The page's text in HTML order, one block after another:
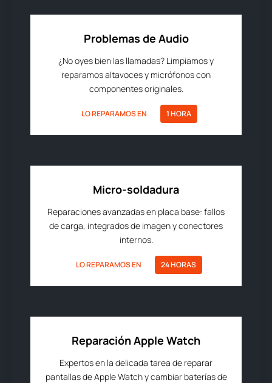
Problemas de Audio
¿No oyes bien las llamadas? Limpiamos y
reparamos altavoces y micrófonos con
componentes originales.
LO REPARAMOS EN 1 HORA
Micro-soldadura
Reparaciones avanzadas en placa base: fallos
de carga, integrados de imagen y conectores
internos.
LO REPARAMOS EN 24 HORAS
Reparación Apple Watch
Expertos en la delicada tarea de reparar
pantallas de Apple Watch y cambiar baterías de